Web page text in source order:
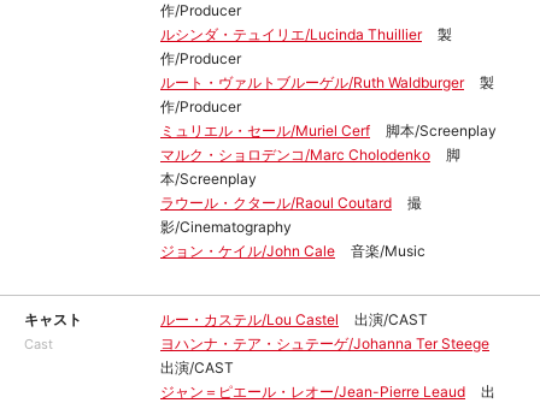
作/Producer
ルシンダ・テュイリエ/Lucinda Thuillier
製
作/Producer
ルート・ヴァルトブルーゲル/Ruth Waldburger
製
作/Producer
ミュリエル・セール/Muriel Cerf
脚本/Screenplay
マルク・ショロデンコ/Marc Cholodenko
脚
本/Screenplay
ラウール・クタール/Raoul Coutard
撮
影/Cinematography
ジョン・ケイル/John Cale
音楽/Music
キャスト
Cast
ルー・カステル/Lou Castel
出演/CAST
ヨハンナ・テア・シュテーゲ/Johanna Ter Steege
出演/CAST
ジャン＝ピエール・レオー/Jean-Pierre Leaud
出